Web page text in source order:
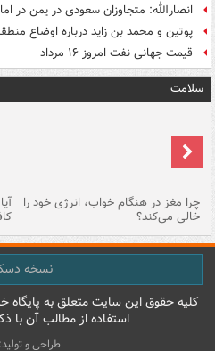
انصارالله: متجاوزان سعودی در یمن در
پوتین و محمد بن زاید درباره اوضاع
قیمت جهانی نفت امروز ۱۶ مرداد
سلامت
چرا مغز در هنگام خواب، انرژی خود را
خالی می‌کند؟
نسخه
کليه حقوق اين سايت متعلق به
استفاده از مطالب آن با
طراحی و